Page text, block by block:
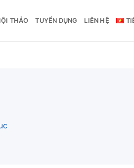
THẢO TUYỂN DỤNG LIÊN HỆ